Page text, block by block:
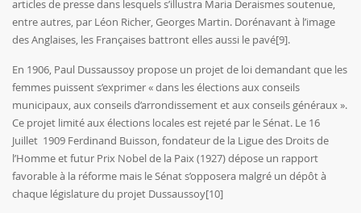
articles de presse dans lesquels s’illustra Maria Deraismes soutenue,
entre autres, par Léon Richer, Georges Martin. Dorénavant à l’image
des Anglaises, les Françaises battront elles aussi le pavé[9].
En 1906, Paul Dussaussoy propose un projet de loi demandant que les
femmes puissent s’exprimer « dans les élections aux conseils
municipaux, aux conseils d’arrondissement et aux conseils généraux ».
Ce projet limité aux élections locales est rejeté par le Sénat. Le 16
Juillet 1909 Ferdinand Buisson, fondateur de la Ligue des Droits de
l’Homme et futur Prix Nobel de la Paix (1927) dépose un rapport
favorable à la réforme mais le Sénat s’opposera malgré un dépôt à
chaque législature du projet Dussaussoy[10]